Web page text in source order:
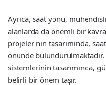
Ayrıca, saat yönü,
alanlarda da önemli bir
projelerinin tasarımında,
önünde
sistemlerinin tasarımında,
belirli bir önem taşır.